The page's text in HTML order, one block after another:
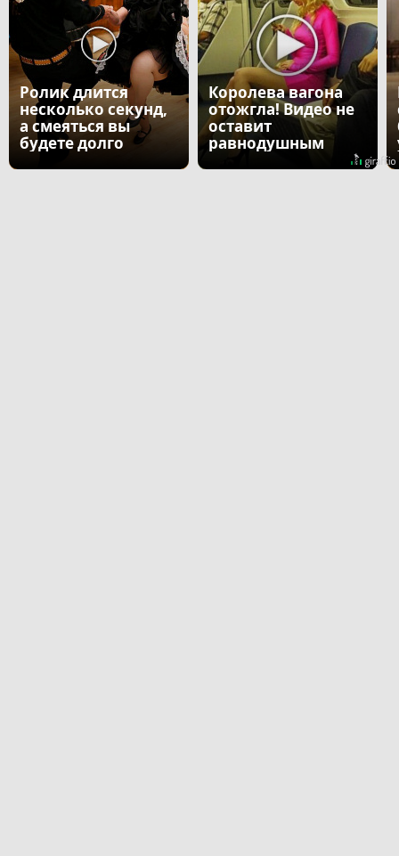
Ролик длится
несколько секунд,
а смеяться вы
будете долго
Королева вагона
отожгла! Видео не
оставит
равнодушным